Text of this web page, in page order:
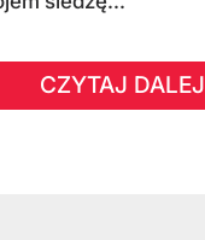
CZYTAJ DALEJ